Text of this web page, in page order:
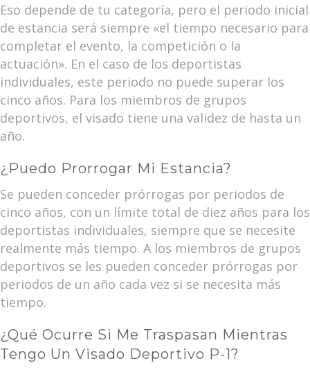
Eso depende de tu categoría, pero el periodo inicial
de estancia será siempre «el tiempo necesario para
completar el evento, la competición o la
actuación». En el caso de los deportistas
individuales, este periodo no puede superar los
cinco años. Para los miembros de grupos
deportivos, el visado tiene una validez de hasta un
año.
¿Puedo Prorrogar Mi Estancia?
Se pueden conceder prórrogas por periodos de
cinco años, con un límite total de diez años para los
deportistas individuales, siempre que se necesite
realmente más tiempo. A los miembros de grupos
deportivos se les pueden conceder prórrogas por
periodos de un año cada vez si se necesita más
tiempo.
¿Qué Ocurre Si Me Traspasan Mientras
Tengo Un Visado Deportivo P-1?